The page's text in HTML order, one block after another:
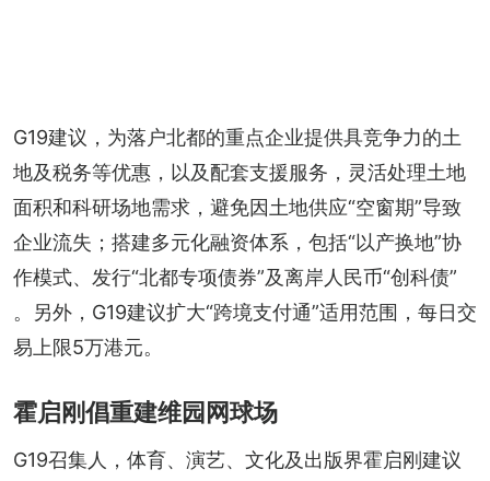
G19建议，为落户北都的重点企业提供具竞争力的土
地及税务等优惠，以及配套支援服务，灵活处理土地
面积和科研场地需求，避免因土地供应“空窗期”导致
企业流失；搭建多元化融资体系，包括“以产换地”协
作模式、发行“北都专项债券”及离岸人民币“创科债”
。另外，G19建议扩大“跨境支付通”适用范围，每日交
易上限5万港元。
霍启刚倡重建维园网球场
G19召集人，体育、演艺、文化及出版界霍启刚建议